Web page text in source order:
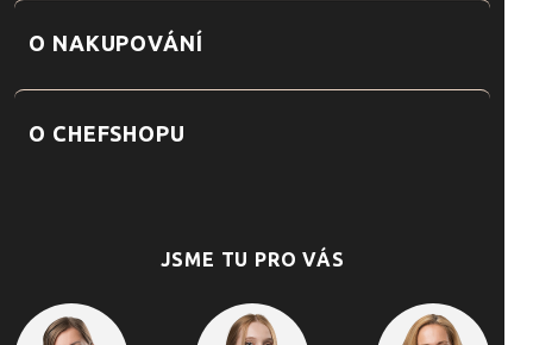
O NAKUPOVÁNÍ
O CHEFSHOPU
JSME TU PRO VÁS